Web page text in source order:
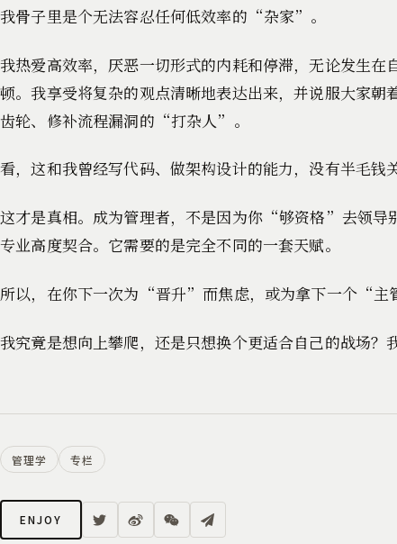
我骨子里是个无法容忍任何低效率的“杂家”。
我热爱高效率，厌恶一切形式的内耗和停滞，无论发生
顿。我享受将复杂的观点清晰地表达出来，并说服大家
齿轮、修补流程漏洞的“打杂人”。
看，这和我曾经写代码、做架构设计的能力，没有半毛钱
这才是真相。成为管理者，不是因为你“够资格”去领
专业高度契合。它需要的是完全不同的一套天赋。
所以，在你下一次为“晋升”而焦虑，或为拿下一个“主
我究竟是想向上攀爬，还是只想换个更适合自己的战场？
管理学 专栏
ENJOY